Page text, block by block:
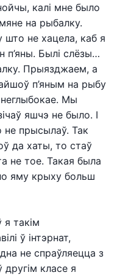
калі мне было
на рыбалку.
не хацела, каб я
п’яны. Былі слёзы…
Прыязджаем, а
п’яным на рыбу
неглыбокае. Мы
яшчэ не было. І
не прысылаў. Так
да хаты, то стаў
не тое. Такая была
яму крыху больш
такім
ў інтэрнат,
не спраўляецца з
класе я